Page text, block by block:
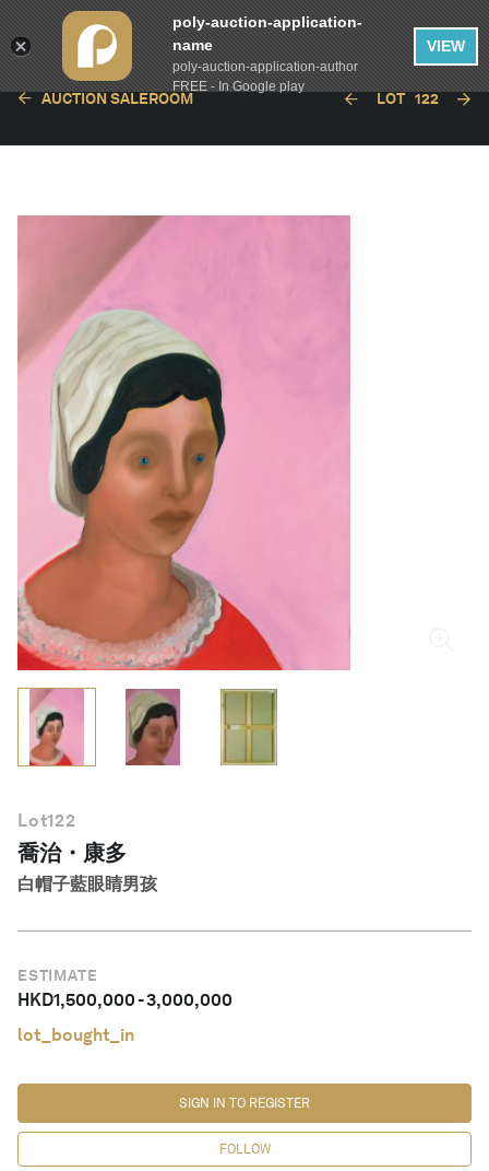
繁體中文
AUCTION SALEROOM LOT 122
Lot122
喬治・康多
白帽子藍眼睛男孩
ESTIMATE
HKD1,500,000-3,000,000
lot_bought_in
FOLLOW
SIGN IN TO REGISTER
poly-auction-application-
name
poly-auction-application-author
FREE - In Google play
VIEW